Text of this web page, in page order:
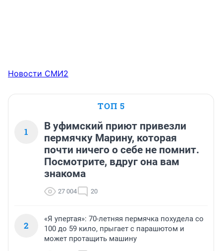
Новости СМИ2
ТОП 5
1
В уфимский приют привезли
пермячку Марину, которая
почти ничего о себе не помнит.
Посмотрите, вдруг она вам
знакома
27 004 20
2
«Я упертая»: 70-летняя пермячка похудела со
100 до 59 кило, прыгает с парашютом и
может протащить машину